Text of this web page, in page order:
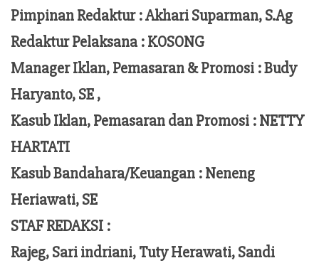
Pimpinan Redaktur :Akhari Suparman, S.Ag
Redaktur Pelaksana :KOSONG
Manager Iklan, Pemasaran & Promosi :Budy
Haryanto, SE ,
Kasub Iklan, Pemasaran dan Promosi :NETTY
HARTATI
Kasub Bandahara/Keuangan :Neneng
Heriawati, SE
STAF REDAKSI :
Rajeg, Sari indriani, Tuty Herawati, Sandi